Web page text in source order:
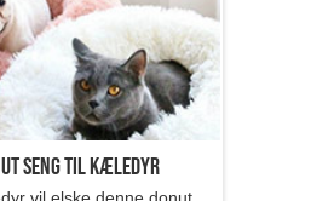
seng til kæledyr